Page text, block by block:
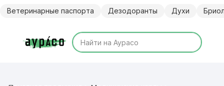
Ветеринарные паспорта Дезодоранты Духи